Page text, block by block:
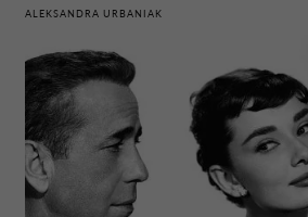
ALEKSANDRA URBANIAK